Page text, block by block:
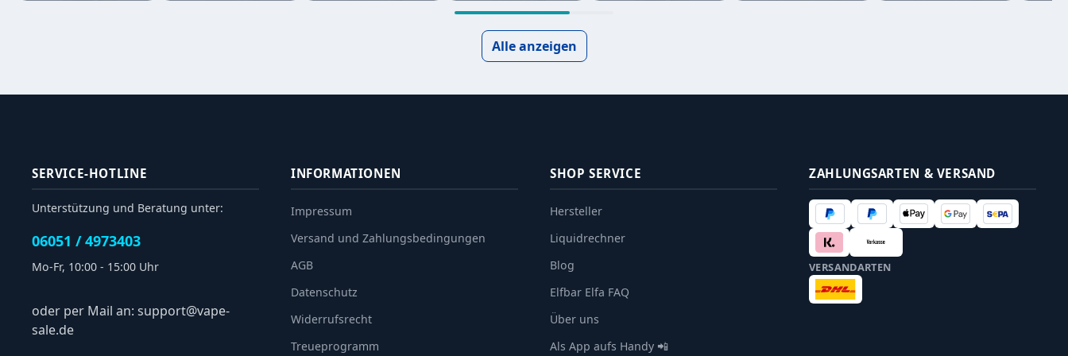
Alle anzeigen
SERVICE-HOTLINE
Unterstützung und Beratung unter:
06051 / 4973403
Mo-Fr, 10:00 - 15:00 Uhr
oder per Mail an: support@vape-
sale.de
INFORMATIONEN
Impressum
Versand und Zahlungsbedingungen
AGB
Datenschutz
Widerrufsrecht
Treueprogramm
SHOP SERVICE
Hersteller
Liquidrechner
Blog
Elfbar Elfa FAQ
Über uns
Als App aufs Handy 📲
ZAHLUNGSARTEN & VERSAND
VERSANDARTEN